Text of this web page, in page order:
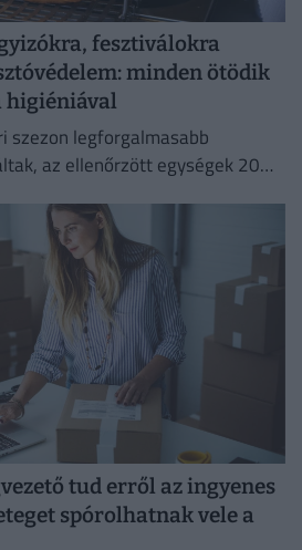
fesztiválokra
minden ötödik
higiéniával
szezon legforgalmasabb
az ellenőrzött egységek 20
tud erről az ingyenes
spórolhatnak vele a